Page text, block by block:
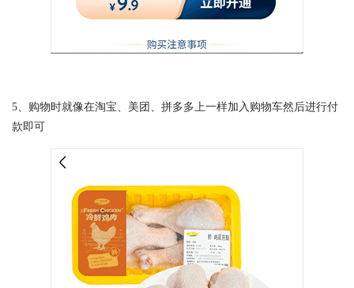
5、购物时就像在淘宝、美团、拼多多上一样加入购物车然后进行付
款即可